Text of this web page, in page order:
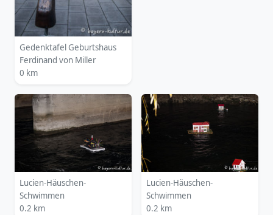
Gedenktafel Geburtshaus
Ferdinand von Miller
0 km
Lucien-Häuschen-
Schwimmen
0.2 km
Lucien-Häuschen-
Schwimmen
0.2 km